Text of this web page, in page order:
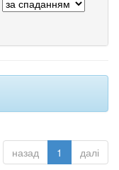
назад 1 далі